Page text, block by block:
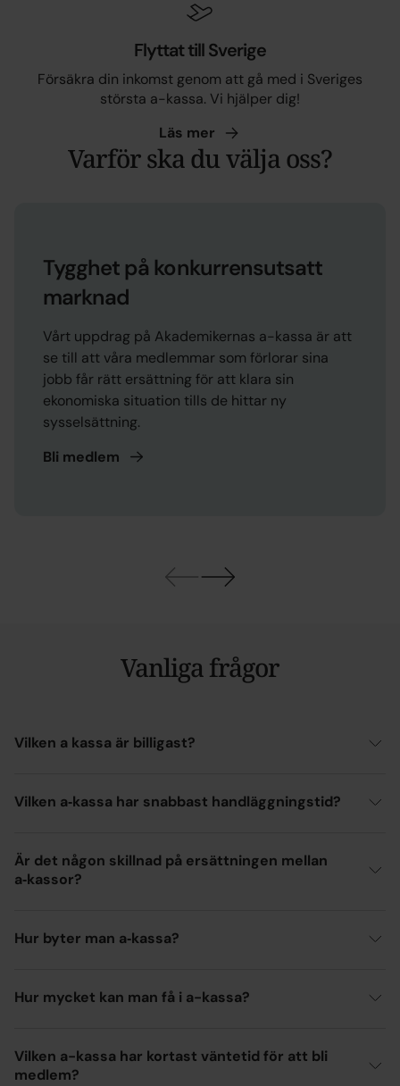
Flyttat till Sverige
Försäkra din inkomst genom att gå med i Sveriges
största a-kassa. Vi hjälper dig!
Läs mer
Varför ska du välja oss?
Tygghet på konkurrensutsatt
marknad
Vårt uppdrag på Akademikernas a-kassa är att
se till att våra medlemmar som förlorar sina
jobb får rätt ersättning för att klara sin
ekonomiska situation tills de hittar ny
sysselsättning.
Bli medlem
Vanliga frågor
Vilken a kassa är billigast?
Vilken a‑kassa har snabbast handläggningstid?
Är det någon skillnad på ersättningen mellan
a‑kassor?
Hur byter man a‑kassa?
Hur mycket kan man få i a-kassa?
Vilken a-kassa har kortast väntetid för att bli
medlem?